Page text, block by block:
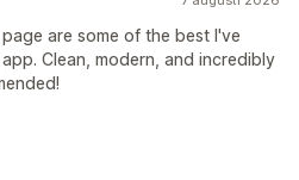
are some of the best I've
Clean, modern, and incredibly